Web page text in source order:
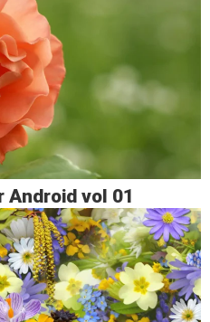
vol 01